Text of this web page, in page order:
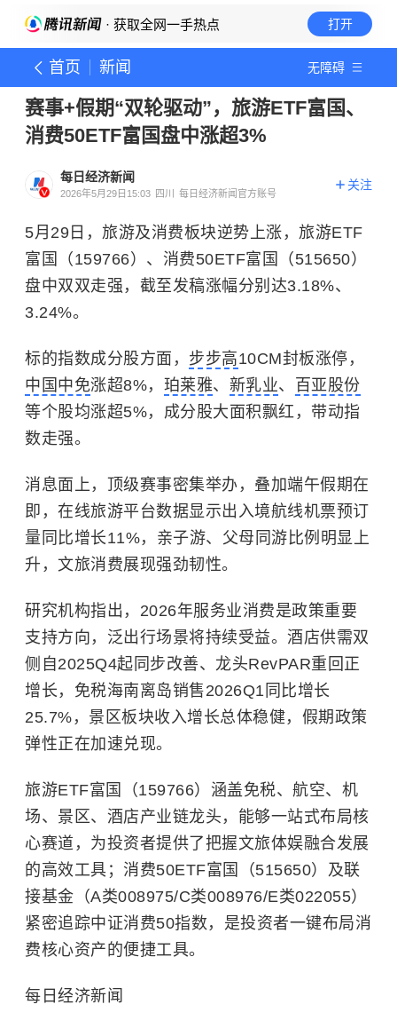
· 获取全网一手热点 打开
首页 新闻 无障碍
赛事+假期“双轮驱动”，旅游ETF富国、
消费50ETF富国盘中涨超3%
每日经济新闻
2026年5月29日15:03 四川 每日经济新闻官方账号
关注
5月29日，旅游及消费板块逆势上涨，旅游ETF
富国（159766）、消费50ETF富国（515650）
盘中双双走强，截至发稿涨幅分别达3.18%、
3.24%。
标的指数成分股方面， 步步高10CM封板涨停，
中国中免涨超8%， 珀莱雅、 新乳业、
百亚股份
等个股均涨超5%，成分股大面积飘红，带动指
数走强。
消息面上，顶级赛事密集举办，叠加端午假期在
即，在线旅游平台数据显示出入境航线机票预订
量同比增长11%，亲子游、父母同游比例明显上
升，文旅消费展现强劲韧性。
研究机构指出，2026年服务业消费是政策重要
支持方向，泛出行场景将持续受益。酒店供需双
侧自2025Q4起同步改善、龙头RevPAR重回正
增长，免税海南离岛销售2026Q1同比增长
25.7%，景区板块收入增长总体稳健，假期政策
弹性正在加速兑现。
旅游ETF富国（159766）涵盖免税、航空、机
场、景区、酒店产业链龙头，能够一站式布局核
心赛道，为投资者提供了把握文旅体娱融合发展
的高效工具；消费50ETF富国（515650）及联
接基金（A类008975/C类008976/E类022055）
紧密追踪中证消费50指数，是投资者一键布局消
费核心资产的便捷工具。
每日经济新闻